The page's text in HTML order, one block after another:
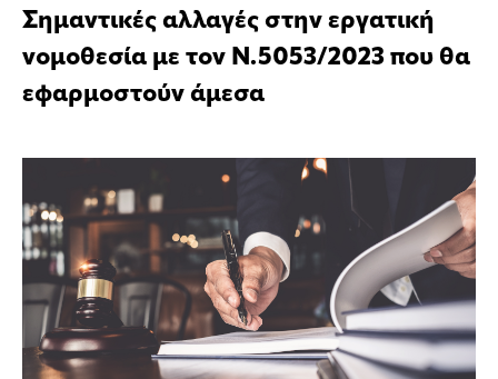
Σημαντικές αλλαγές στην εργατική
νομοθεσία με τον Ν.5053/2023 που θα
εφαρμοστούν άμεσα